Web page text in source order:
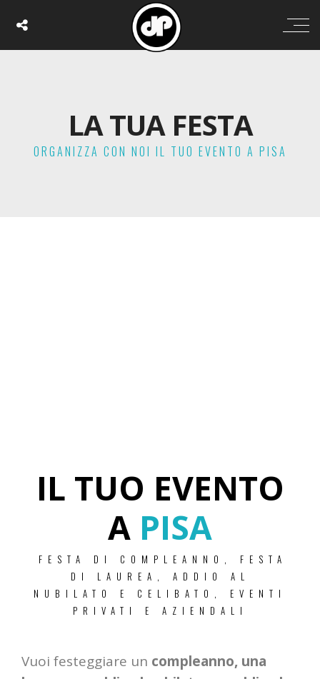
LA TUA FESTA
ORGANIZZA CON NOI IL TUO EVENTO A PISA
IL TUO EVENTO
A PISA
FESTA DI COMPLEANNO, FESTA
DI LAUREA, ADDIO AL
NUBILATO E CELIBATO, EVENTI
PRIVATI E AZIENDALI
Vuoi festeggiare un compleanno, una